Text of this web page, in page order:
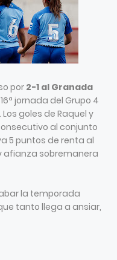
por 2-1 al Granada
jornada del Grupo 4
goles de Raquel y
al conjunto
5 puntos de renta al
afianza sobremanera
la temporada
tanto llega a ansiar,